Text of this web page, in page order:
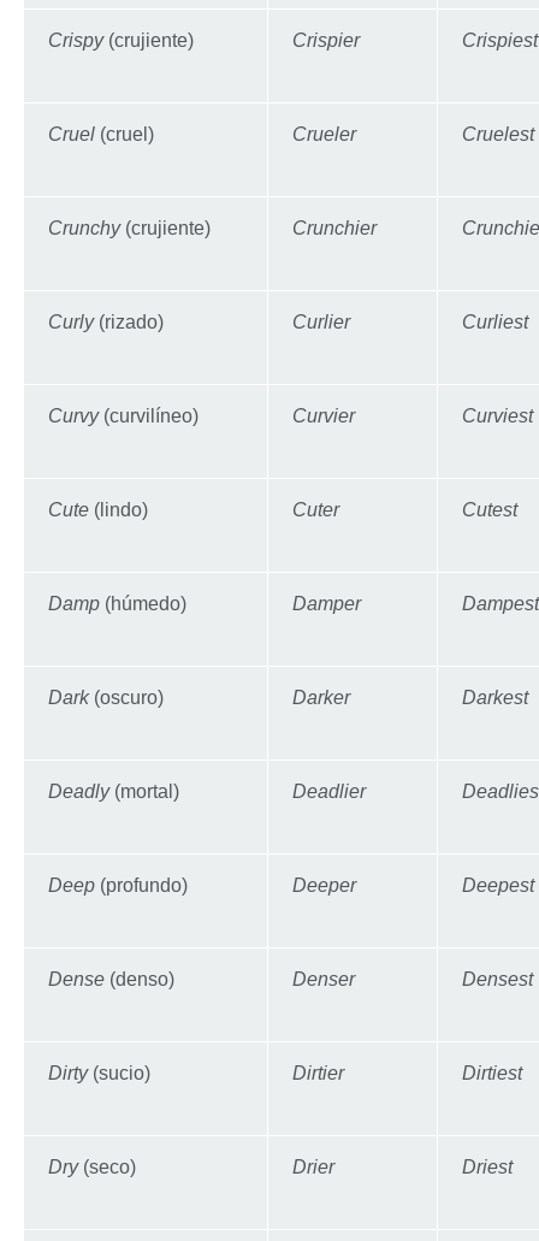
Crispy(crujiente) Crispier Crispiest
Cruel (cruel) Crueler Cruelest
Crunchy (crujiente) Crunchier
Curly(rizado) Curlier Curliest
Curvy (curvilíneo) Curvier Curviest
Cute (lindo) Cuter Cutest
Damp (húmedo) Damper Dampest
Dark (oscuro) Darker Darkest
Deadly(mortal) Deadlier
Deep (profundo) Deeper Deepest
Dense (denso) Denser Densest
Dirty (sucio) Dirtier Dirtiest
Dry (seco) Drier Driest